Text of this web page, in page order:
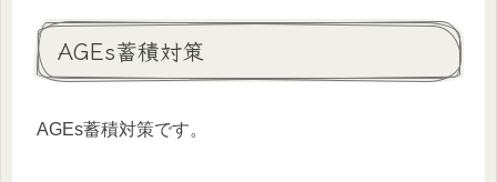
AGEs蓄積対策
AGEs蓄積対策です。